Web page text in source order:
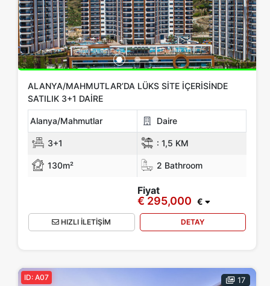
Oda Türü
Yok 1+0 1+1 2+1 3+1 4+1 5+1 6+1 3+2
4+2 5+2 6+2
Banyo
1 2 3 4 5
Fiyat Aralığı
€ 100,000 - 150,000
€ 150,000 - 200,000 € 200,000 - 300,000 € 300,000+
Emlak Özelliği
ALANYA/MAHMUTLAR’DA LÜKS SITE İÇERISINDE
SATILIK 3+1 DAIRE
Alanya/Mahmutlar Daire
3+1 : 1,5 KM
130m² 2 Bathroom
Fiyat
€ 295,000 €
HIZLI İLETİŞİM DETAY
17
ID: A07